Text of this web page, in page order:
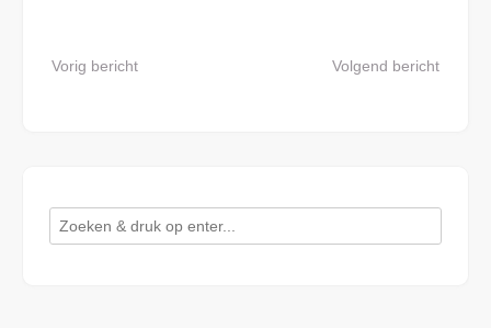
navigatie
Vorig bericht Volgend bericht